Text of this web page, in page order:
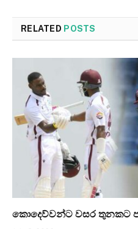
RELATED POSTS
කොදෙව්වන්ට වසර තුනකට